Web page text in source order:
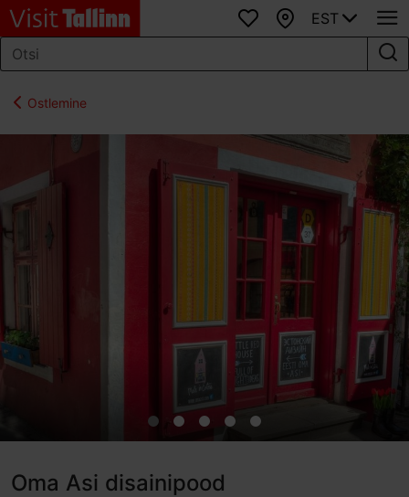
Lemmikud
Kaart
EST
Ostlemine
Oma Asi disainipood